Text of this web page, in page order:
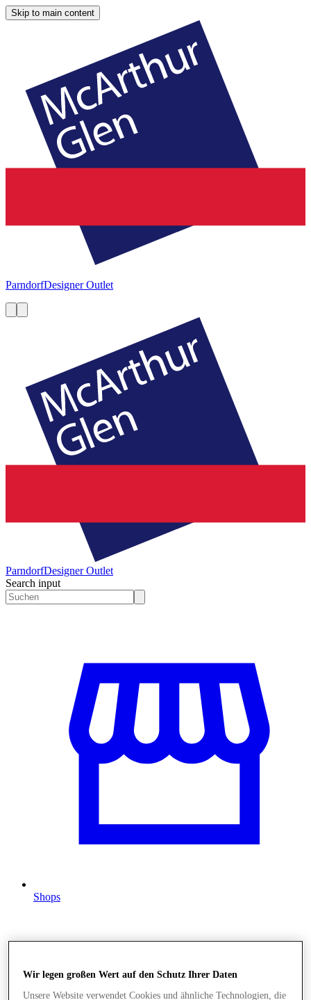
Skip to main content
ParndorfDesigner Outlet
ParndorfDesigner Outlet
Search input
Shops
Wir legen großen Wert auf den Schutz Ihrer Daten
Unsere Website verwendet Cookies und ähnliche Technologien, die